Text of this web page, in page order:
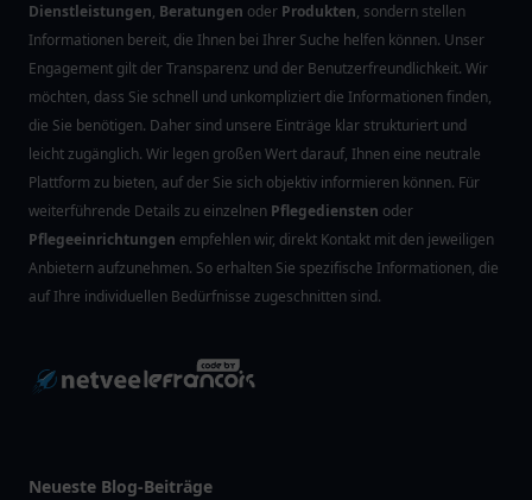
Dienstleistungen, Beratungen oder Produkten, sondern stellen
Informationen bereit, die Ihnen bei Ihrer Suche helfen können. Unser
Engagement gilt der Transparenz und der Benutzerfreundlichkeit. Wir
möchten, dass Sie schnell und unkompliziert die Informationen finden,
die Sie benötigen. Daher sind unsere Einträge klar strukturiert und
leicht zugänglich. Wir legen großen Wert darauf, Ihnen eine neutrale
Plattform zu bieten, auf der Sie sich objektiv informieren können. Für
weiterführende Details zu einzelnen Pflegediensten oder
Pflegeeinrichtungen empfehlen wir, direkt Kontakt mit den jeweiligen
Anbietern aufzunehmen. So erhalten Sie spezifische Informationen, die
auf Ihre individuellen Bedürfnisse zugeschnitten sind.
Neueste Blog-Beiträge